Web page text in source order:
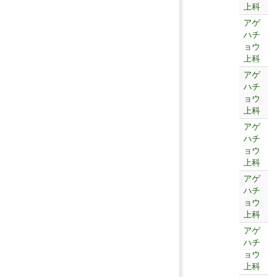
上科
アゲ
ハチ
ョウ
上科
アゲ
ハチ
ョウ
上科
アゲ
ハチ
ョウ
上科
アゲ
ハチ
ョウ
上科
アゲ
ハチ
ョウ
上科